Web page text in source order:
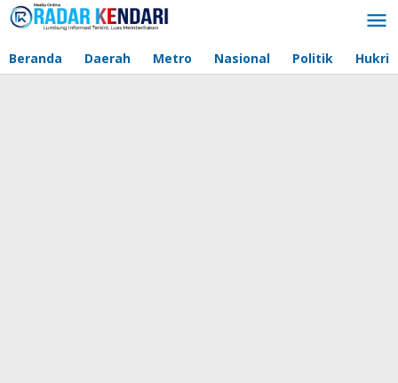
Lewati
ke
Beranda Daerah Metro Nasional Politik